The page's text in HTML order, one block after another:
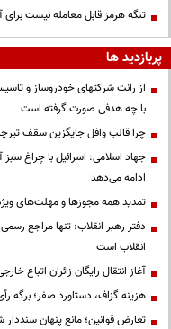
تنگه هرمز قابل معامله نیست برای
پربازدید ها
از رانت‌ شرکتهای خودروساز و
با چه هدفی صورت گرفته است
چرا قالب وافل جایگزین سقف
جهاد اسلامی: اسرائیل با چراغ
ادامه می‌دهد
تمدید همه مجوزها و مهلت‌های
دفتر رهبر انقلاب: تنها مراجع
انقلاب است
آغاز انتقال رایگان زائران اتباع
هزینه گزاف، دستاورد صفر؛ برگه
تعارض قوانین؛ مانع پنهان